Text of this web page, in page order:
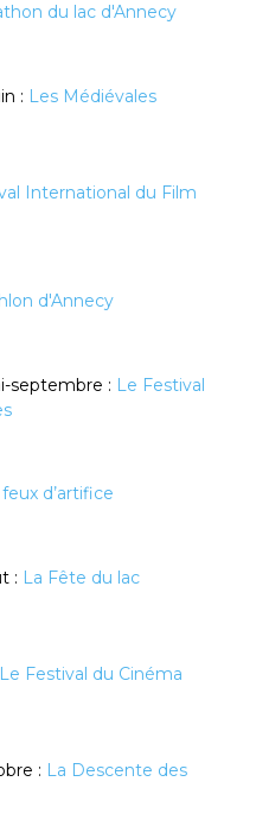
du lac d'Annecy
: Les Médiévales
International du Film
d'Annecy
septembre : Le Festival
feux d’artifice
: La Fête du lac
Le Festival du Cinéma
: La Descente des